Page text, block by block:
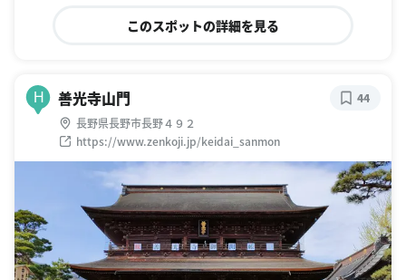
このスポットの詳細を見る
H 善光寺山門
長野県長野市長野４９２
https://www.zenkoji.jp/keidai_sanmon
44